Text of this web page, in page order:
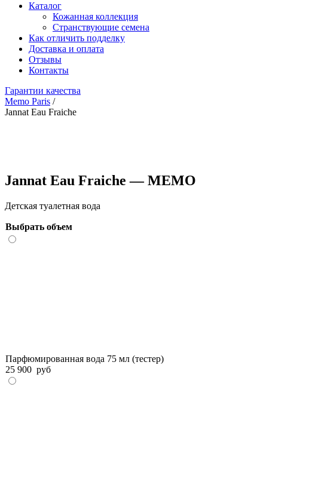
Каталог
Кожанная коллекция
Странствующие семена
Как отличить подделку
Доставка и оплата
Отзывы
Контакты
Гарантии качества
Memo Paris /
Jannat Eau Fraiche
Jannat Eau Fraiche — MEMO
Детская туалетная вода
Выбрать объем
Парфюмированная вода 75 мл (тестер)
25 900 руб